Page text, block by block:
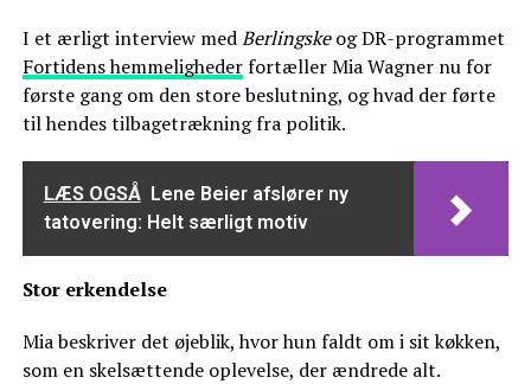
I et ærligt interview medBerlingskeog DR-programmet
Fortidens hemmelighederfortæller Mia Wagner nu for
første gang om den store beslutning, og hvad der førte
til hendes tilbagetrækning fra politik.
LÆS OGSÅ Lene Beier afslører ny
tatovering: Helt særligt motiv
Stor erkendelse
Mia beskriver det øjeblik, hvor hun faldt om i sit køkken,
som en skelsættende oplevelse, der ændrede alt.